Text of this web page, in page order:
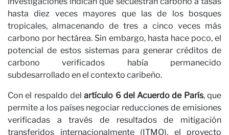
hasta diez veces mayores que las de los bosques
tropicales, almacenando de tres a cinco veces más
carbono por hectárea. Sin embargo, hasta hace poco, el
potencial de estos sistemas para generar créditos de
carbono verificados había permanecido
subdesarrollado en el contexto caribeño.
Con el respaldo delartículo 6 del Acuerdo de París, que
permite a los países negociar reducciones de emisiones
verificadas a través de resultados de mitigación
transferidos internacionalmente (ITMO), el proyecto